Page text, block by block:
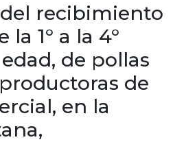
recibimiento
1° a la 4°
de pollas
de
en la